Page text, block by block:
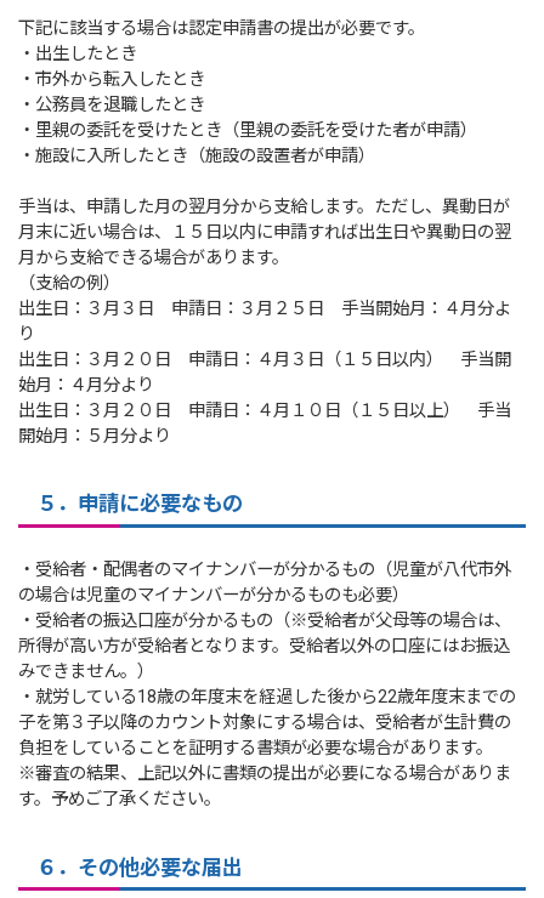
下記に該当する場合は認定申請書の提出が必要です。
・出生したとき
・市外から転入したとき
・公務員を退職したとき
・里親の委託を受けたとき（里親の委託を受けた者が申請）
・施設に入所したとき（施設の設置者が申請）
手当は、申請した月の翌月分から支給します。ただし、異動日が
月末に近い場合は、１５日以内に申請すれば出生日や異動日の翌
月から支給できる場合があります。
（支給の例）
出生日：３月３日 申請日：３月２５日 手当開始月：４月分よ
り
出生日：３月２０日 申請日：４月３日（１５日以内） 手当開
始月：４月分より
出生日：３月２０日 申請日：４月１０日（１５日以上） 手当
開始月：５月分より
５．申請に必要なもの
・受給者・配偶者のマイナンバーが分かるもの（児童が八代市外
の場合は児童のマイナンバーが分かるものも必要）
・受給者の振込口座が分かるもの（※受給者が父母等の場合は、
所得が高い方が受給者となります。受給者以外の口座にはお振込
みできません。）
・就労している18歳の年度末を経過した後から22歳年度末までの
子を第３子以降のカウント対象にする場合は、受給者が生計費の
負担をしていることを証明する書類が必要な場合があります。
※審査の結果、上記以外に書類の提出が必要になる場合がありま
す。予めご了承ください。
６．その他必要な届出